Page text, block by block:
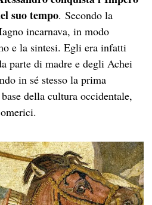
suo tempo. Secondo la
incarnava, in modo
e la sintesi. Egli era infatti
parte di madre e degli Achei
in sé stesso la prima
della cultura occidentale,